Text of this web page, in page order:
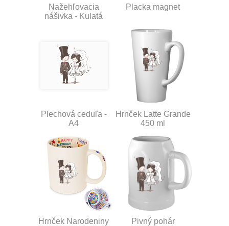
Nažehľovacia
nášivka - Kulatá
Placka magnet
Plechová ceduľa -
A4
Hrnček Latte Grande
450 ml
Hrnček Narodeniny Pivný pohár